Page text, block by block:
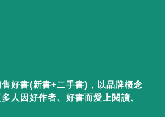
好書(新書+二手書)，以品牌概念
人因好作者、好書而愛上閱讀、